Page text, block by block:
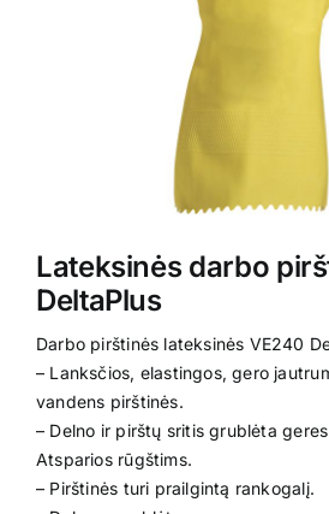
Lateksinės darbo
DeltaPlus
Darbo pirštinės lateksinės VE240
– Lanksčios, elastingos, gero
vandens pirštinės.
– Delno ir pirštų sritis grublėta
Atsparios rūgštims.
– Pirštinės turi prailgintą rankogalį.